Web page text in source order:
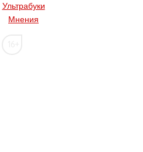
Ультрабуки
Мнения